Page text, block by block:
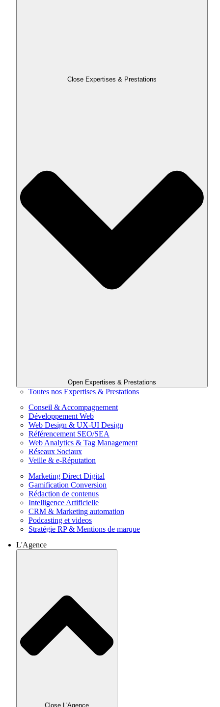
Close Expertises & Prestations
Open Expertises & Prestations
Toutes nos Expertises & Prestations
Conseil & Accompagnement
Développement Web
Web Design & UX-UI Design
Référencement SEO/SEA
Web Analytics & Tag Management
Réseaux Sociaux
Veille & e-Réputation
Marketing Direct Digital
Gamification Conversion
Rédaction de contenus
Intelligence Artificielle
CRM & Marketing automation
Podcasting et videos
Stratégie RP & Mentions de marque
L'Agence
Close L'Agence